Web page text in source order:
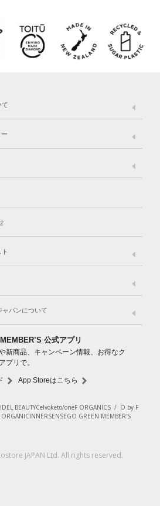
ドストーリー
だわり
動物実験をしない
（ヘア） Oral care（オーラルケア）
ズ）
set
（定期便）
Facebook
ャパンについて
規約
プライバシーポリシー
に基づく表示
免責事項
New Zealand Site
公式アプリ
新商品、キャンペーン情報、お得なク
プリで。
App Storeはこちら
BEAUTYCelvoketo/oneF ORGANICS/ O by F
INNERSENSEGO GREEN MEMBER'S
JAPAN Ltd. All rights reserved.